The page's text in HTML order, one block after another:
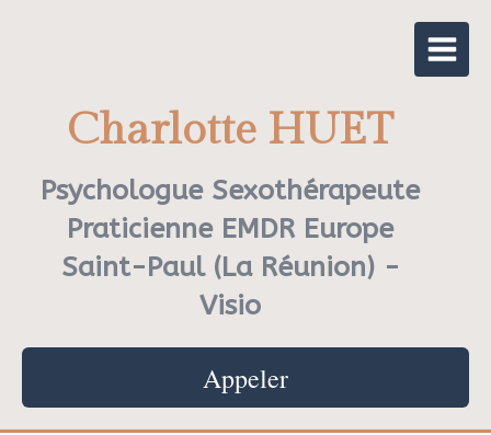
Charlotte HUET
Psychologue Sexothérapeute
Praticienne EMDR Europe
Saint-Paul (La Réunion) -
Visio
Appeler